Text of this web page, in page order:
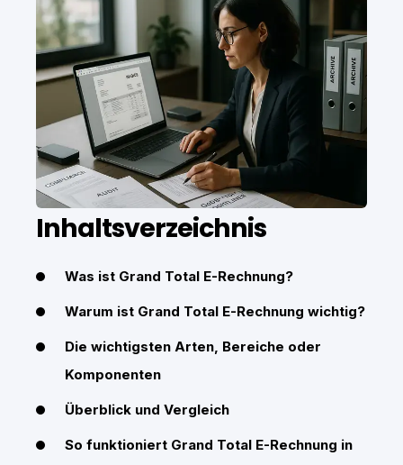
Inhaltsverzeichnis
Was ist Grand Total E-Rechnung?
Warum ist Grand Total E-Rechnung wichtig?
Die wichtigsten Arten, Bereiche oder
Komponenten
Überblick und Vergleich
So funktioniert Grand Total E-Rechnung in